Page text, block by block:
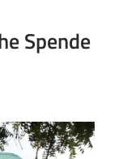
Spende